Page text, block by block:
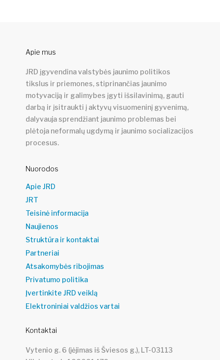
Apie mus
JRD įgyvendina valstybės jaunimo politikos
tikslus ir priemones, stiprinančias jaunimo
motyvaciją ir galimybes įgyti išsilavinimą, gauti
darbą ir įsitraukti į aktyvų visuomeninį gyvenimą,
dalyvauja sprendžiant jaunimo problemas bei
plėtoja neformalų ugdymą ir jaunimo socializacijos
procesus.
Nuorodos
Apie JRD
JRT
Teisinė informacija
Naujienos
Struktūra ir kontaktai
Partneriai
Atsakomybės ribojimas
Privatumo politika
Įvertinkite JRD veiklą
Elektroniniai valdžios vartai
Kontaktai
Vytenio g. 6 (įėjimas iš Šviesos g.), LT-03113